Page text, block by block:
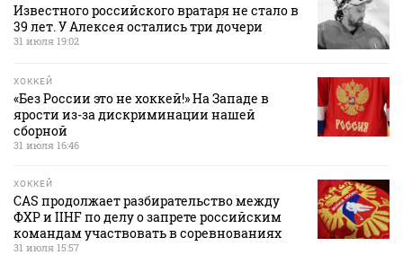
Известного российского вратаря не стало в
39 лет. У Алексея остались три дочери
31 июля 19:02
ХОККЕЙ
«Без России это не хоккей!» На Западе в
ярости из-за дискриминации нашей
сборной
31 июля 16:46
ХОККЕЙ
CAS продолжает разбирательство между
ФХР и IIHF по делу о запрете российским
командам участвовать в соревнованиях
31 июля 15:57